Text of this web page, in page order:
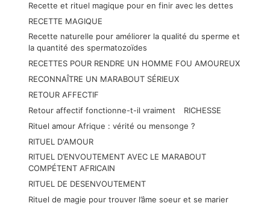
Recette et rituel magique pour en finir avec les dettes
RECETTE MAGIQUE
Recette naturelle pour améliorer la qualité du sperme et
la quantité des spermatozoïdes
RECETTES POUR RENDRE UN HOMME FOU AMOUREUX
RECONNAÎTRE UN MARABOUT SÉRIEUX
RETOUR AFFECTIF
Retour affectif fonctionne-t-il vraiment
RICHESSE
Rituel amour Afrique : vérité ou mensonge ?
RITUEL D'AMOUR
RITUEL D’ENVOUTEMENT AVEC LE MARABOUT
COMPÉTENT AFRICAIN
RITUEL DE DESENVOUTEMENT
Rituel de magie pour trouver l’âme soeur et se marier